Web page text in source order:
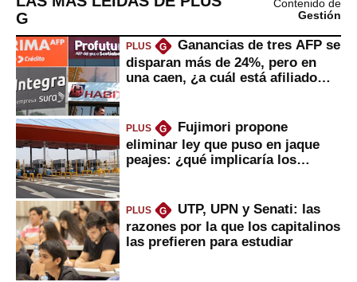
G
Contenido de
Gestión
PLUS G
Ganancias de tres AFP se
disparan más de 24%, pero en
una caen, ¿a cuál está afiliado
PLUS G
Fujimori propone
eliminar ley que puso en jaque
peajes: ¿qué implicaría los
PLUS G
UTP, UPN y Senati: las
razones por la que los capitalinos
las prefieren para estudiar